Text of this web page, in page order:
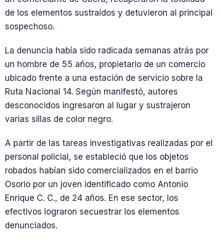
de los elementos sustraídos y detuvieron al principal
sospechoso.
La denuncia había sido radicada semanas atrás por
un hombre de 55 años, propietario de un comercio
ubicado frente a una estación de servicio sobre la
Ruta Nacional 14. Según manifestó, autores
desconocidos ingresaron al lugar y sustrajeron
varias sillas de color negro.
A partir de las tareas investigativas realizadas por el
personal policial, se estableció que los objetos
robados habían sido comercializados en el barrio
Osorio por un joven identificado como Antonio
Enrique C. C., de 24 años. En ese sector, los
efectivos lograron secuestrar los elementos
denunciados.